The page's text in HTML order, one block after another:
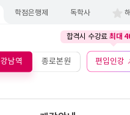
학점은행제 독학사
합격시 수강료 최대
강남역 종로본원 편입인강